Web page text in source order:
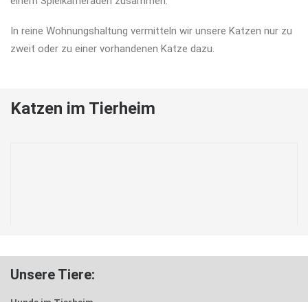
In reine Wohnungshaltung vermitteln wir unsere Katzen nur zu
zweit oder zu einer vorhandenen Katze dazu.
Katzen im Tierheim
Unsere Tiere: